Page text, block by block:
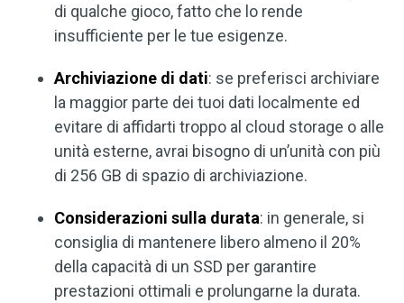
di qualche gioco, fatto che lo rende
insufficiente per le tue esigenze.
Archiviazione di dati: se preferisci archiviare
la maggior parte dei tuoi dati localmente ed
evitare di affidarti troppo al cloud storage o alle
unità esterne, avrai bisogno di un’unità con più
di 256 GB di spazio di archiviazione.
Considerazioni sulla durata: in generale, si
consiglia di mantenere libero almeno il 20%
della capacità di un SSD per garantire
prestazioni ottimali e prolungarne la durata.